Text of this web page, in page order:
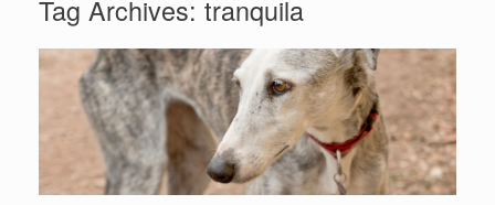
Tag Archives: tranquila